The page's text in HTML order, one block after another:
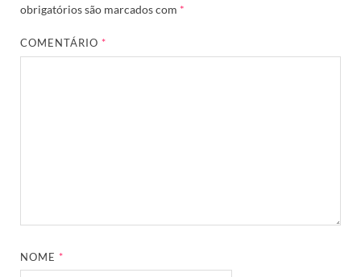
obrigatórios são marcados com *
COMENTÁRIO*
NOME*